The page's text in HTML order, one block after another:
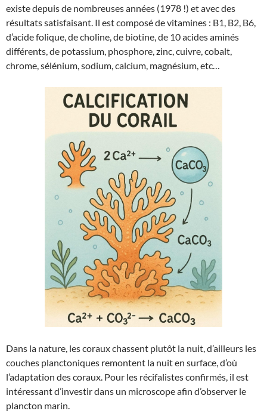
existe depuis de nombreuses années (1978 !) et avec des
résultats satisfaisant. Il est composé de vitamines : B1, B2, B6,
d’acide folique, de choline, de biotine, de 10 acides aminés
différents, de potassium, phosphore, zinc, cuivre, cobalt,
chrome, sélénium, sodium, calcium, magnésium, etc…
Dans la nature, les coraux chassent plutôt la nuit, d’ailleurs les
couches planctoniques remontent la nuit en surface, d’où
l’adaptation des coraux. Pour les récifalistes confirmés, il est
intéressant d’investir dans un microscope afin d’observer le
plancton marin.